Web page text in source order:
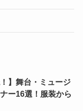
！】舞台・ミュージ
ー16選！服装から